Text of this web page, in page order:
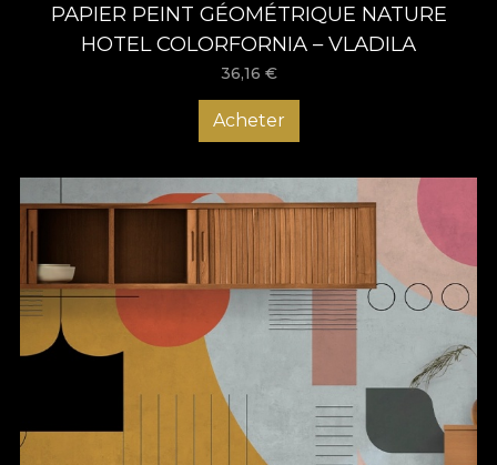
PAPIER PEINT GÉOMÉTRIQUE NATURE
HOTEL COLORFORNIA – VLADILA
36,16 €
Acheter